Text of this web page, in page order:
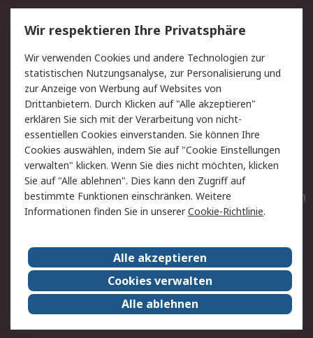
Service
Value Added Services
Lieferlösungen
Rücksendungen
Kontakt
Hilfe
Privatkunden
Rechtliches
AGB
Datenschutz
Cookie-Richtlinie
Zahlungsbedingungen
Copyright/Impressum
Entsorgung
Elektrogeräte/Batterien
RS weltweit
Karriere bei RS
Nachhaltigkeit
Qualität/Umwelt/ZertifikatePresse-Center
Event-Center
Wir respektieren Ihre Privatsphäre
Wir verwenden Cookies und andere Technologien zur
statistischen Nutzungsanalyse, zur Personalisierung und
zur Anzeige von Werbung auf Websites von
Drittanbietern. Durch Klicken auf "Alle akzeptieren"
erklären Sie sich mit der Verarbeitung von nicht-
essentiellen Cookies einverstanden. Sie können Ihre
Cookies auswählen, indem Sie auf "Cookie Einstellungen
verwalten" klicken. Wenn Sie dies nicht möchten, klicken
Sie auf "Alle ablehnen". Dies kann den Zugriff auf
bestimmte Funktionen einschränken. Weitere
Informationen finden Sie in unsererCookie-Richtlinie.
Alle akzeptieren
Cookies verwalten
Alle ablehnen